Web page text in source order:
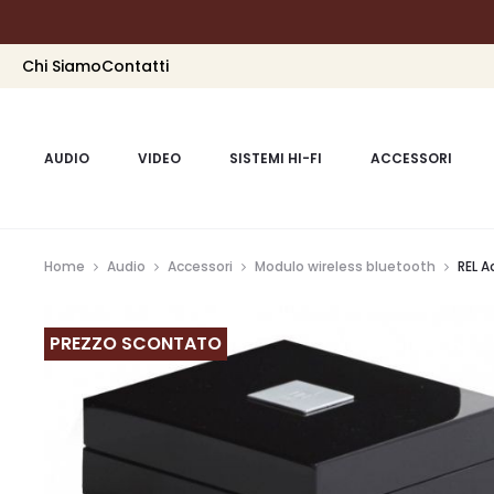
Chi SiamoContatti
AUDIO VIDEO SISTEMI HI-FI ACCESSORI
Home Audio Accessori Modulo wireless bluetooth REL
PREZZO SCONTATO